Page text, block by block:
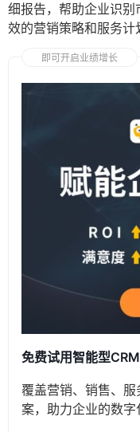
细报告，帮助企业识
效的营销策略和服务计
即可开启业绩增长
免费试用智能型CRM
覆盖营销、销售、
案，助力企业的数字